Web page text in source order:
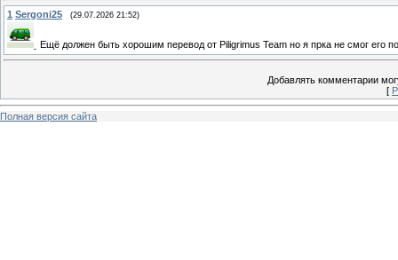
1 Sergoni25 (29.07.2026 21:52)
Ещё должен быть хорошим перевод от Piligrimus Team но я прка не смог его
Добавлять комментарии
[
Полная версия сайта